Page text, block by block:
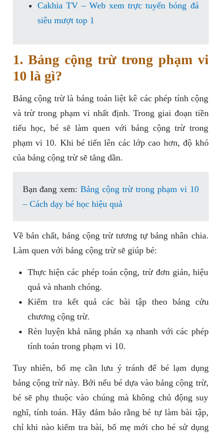
Cakhia TV – Web xem trực tuyến bóng đá
siêu mượt top 1
1. Bảng cộng trừ trong phạm vi
10 là gì?
Bảng cộng trừ là bảng toán liệt kê các phép tính cộng
và trừ trong phạm vi nhất định. Trong giai đoạn tiền
tiểu học, bé sẽ làm quen với bảng cộng trừ trong
phạm vi 10. Khi bé tiến lên các lớp cao hơn, độ khó
của bảng cộng trừ sẽ tăng dần.
Bạn đang xem:Bảng cộng trừ trong phạm vi 10
– Cách dạy bé học hiệu quả
Về bản chất, bảng cộng trừ tương tự bảng nhân chia.
Làm quen với bảng cộng trừ sẽ giúp bé:
Thực hiện các phép toán cộng, trừ đơn giản, hiệu
quả và nhanh chóng.
Kiểm tra kết quả các bài tập theo bảng cửu
chương cộng trừ.
Rèn luyện khả năng phản xạ nhanh với các phép
tính toán trong phạm vi 10.
Tuy nhiên, bố mẹ cần lưu ý tránh để bé lạm dụng
bảng cộng trừ này. Bởi nếu bé dựa vào bảng cộng trừ,
bé sẽ phụ thuộc vào chúng mà không chủ động suy
nghĩ, tính toán. Hãy đảm bảo rằng bé tự làm bài tập,
chỉ khi nào kiểm tra bài, bố mẹ mới cho bé sử dụng